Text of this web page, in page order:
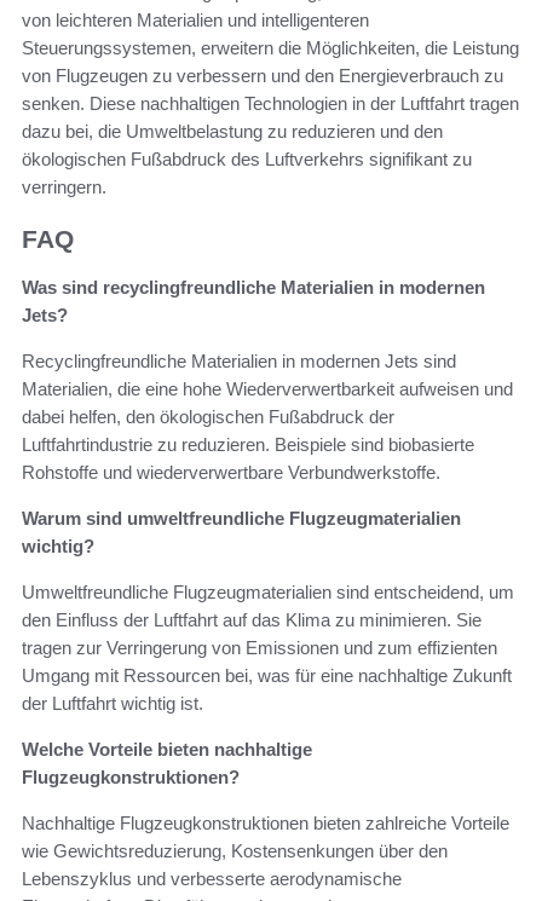
von leichteren Materialien und intelligenteren
Steuerungssystemen, erweitern die Möglichkeiten, die Leistung
von Flugzeugen zu verbessern und den Energieverbrauch zu
senken. Diese nachhaltigen Technologien in der Luftfahrt tragen
dazu bei, die Umweltbelastung zu reduzieren und den
ökologischen Fußabdruck des Luftverkehrs signifikant zu
verringern.
FAQ
Was sind recyclingfreundliche Materialien in modernen
Jets?
Recyclingfreundliche Materialien in modernen Jets sind
Materialien, die eine hohe Wiederverwertbarkeit aufweisen und
dabei helfen, den ökologischen Fußabdruck der
Luftfahrtindustrie zu reduzieren. Beispiele sind biobasierte
Rohstoffe und wiederverwertbare Verbundwerkstoffe.
Warum sind umweltfreundliche Flugzeugmaterialien
wichtig?
Umweltfreundliche Flugzeugmaterialien sind entscheidend, um
den Einfluss der Luftfahrt auf das Klima zu minimieren. Sie
tragen zur Verringerung von Emissionen und zum effizienten
Umgang mit Ressourcen bei, was für eine nachhaltige Zukunft
der Luftfahrt wichtig ist.
Welche Vorteile bieten nachhaltige
Flugzeugkonstruktionen?
Nachhaltige Flugzeugkonstruktionen bieten zahlreiche Vorteile
wie Gewichtsreduzierung, Kostensenkungen über den
Lebenszyklus und verbesserte aerodynamische